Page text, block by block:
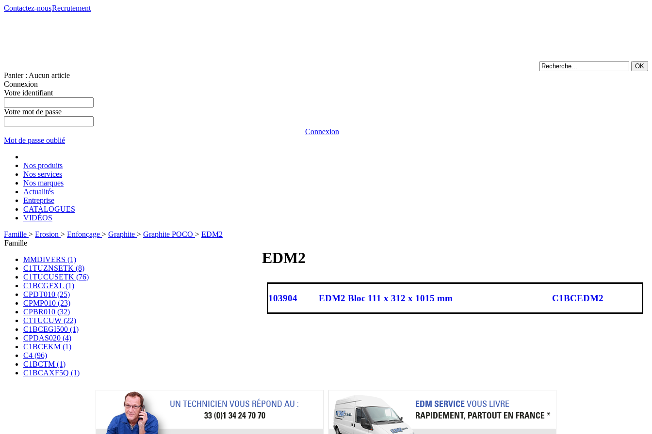
Contactez-nousRecrutement
Panier : Aucun article
Connexion
Votre identifiant
Votre mot de passe
Connexion
Mot de passe oublié
Nos produits
Nos services
Nos marques
Actualités
Entreprise
CATALOGUES
VIDÉOS
Famille > Erosion > Enfonçage > Graphite > Graphite POCO > EDM2
Famille
MMDIVERS (1)
C1TUZNSETK (8)
C1TUCUSETK (76)
C1BCGFXL (1)
CPDT010 (25)
CPMP010 (23)
CPBR010 (32)
C1TUCUW (22)
C1BCEGI500 (1)
CPDAS020 (4)
C1BCEKM (1)
C4 (96)
C1BCTM (1)
C1BCAXF5Q (1)
EDM2
103904 EDM2 Bloc 111 x 312 x 1015 mm C1BCEDM2